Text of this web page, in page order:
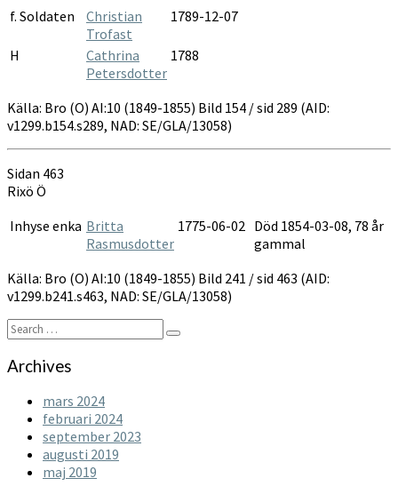
f. Soldaten
Christian
Trofast
1789-12-07
H
Cathrina
Petersdotter
1788
Källa: Bro (O) AI:10 (1849-1855) Bild 154 / sid 289 (AID:
v1299.b154.s289, NAD: SE/GLA/13058)
Sidan 463
Rixö Ö
Inhyse enka Britta
Rasmusdotter
1775-06-02 Död 1854-03-08, 78 år
gammal
Källa: Bro (O) AI:10 (1849-1855) Bild 241 / sid 463 (AID:
v1299.b241.s463, NAD: SE/GLA/13058)
Search
for:
Search
Archives
mars 2024
februari 2024
september 2023
augusti 2019
maj 2019